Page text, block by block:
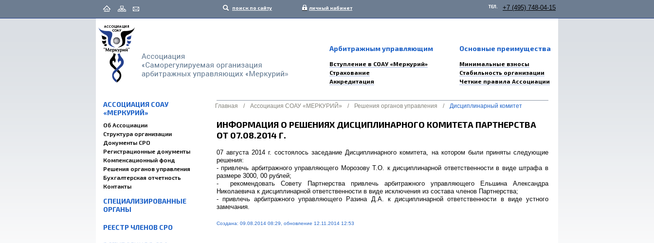
поиск по сайту личный кабинет ТЕЛ. +7 (495) 748-04-15
Арбитражным управляющим
Вступление в СОАУ «Меркурий»
Страхование
Аккредитация
Основные преимущества
Минимальные взносы
Стабильность организации
Четкие правила Ассоциации
АССОЦИАЦИЯ СОАУ
«МЕРКУРИЙ»
Об Ассоциации
Структура организации
Документы СРО
Регистрационные документы
Компенсационный фонд
Решения органов управления
Бухгалтерская отчетность
Контакты
СПЕЦИАЛИЗИРОВАННЫЕ
ОРГАНЫ
РЕЕСТР ЧЛЕНОВ СРО
Главная / Ассоциация СОАУ «МЕРКУРИЙ» / Решения органов управления / Дисциплинарный комитет
ИНФОРМАЦИЯ О РЕШЕНИЯХ ДИСЦИПЛИНАРНОГО КОМИТЕТА ПАРТНЕРСТВА
ОТ 07.08.2014 Г.
07 августа 2014 г. состоялось заседание Дисциплинарного комитета, на котором были приняты следующие
решения:
- привлечь арбитражного управляющего Морозову Т.О. к дисциплинарной ответственности в виде штрафа в
размере 3000, 00 рублей;
- рекомендовать Совету Партнерства привлечь арбитражного управляющего Ельшина Александра
Николаевича к дисциплинарной ответственности в виде исключения из состава членов Партнерства;
- привлечь арбитражного управляющего Разина Д.А. к дисциплинарной ответственности в виде устного
замечания.
Создана: 09.08.2014 08:29, обновление 12.11.2014 12:53